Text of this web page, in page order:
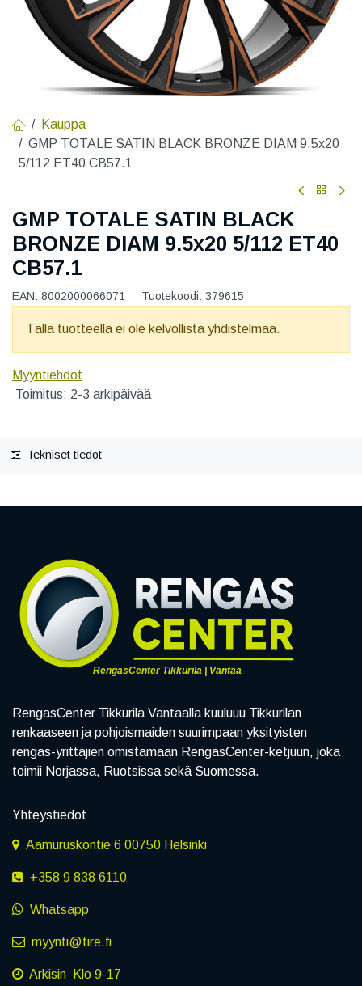
Kauppa
GMP TOTALE SATIN BLACK BRONZE DIAM 9.5x20
5/112 ET40 CB57.1
GMP TOTALE SATIN BLACK
BRONZE DIAM 9.5x20 5/112 ET40
CB57.1
EAN: 8002000066071 Tuotekoodi: 379615
Tällä tuotteella ei ole kelvollista yhdistelmää.
Myyntiehdot
Toimitus: 2-3 arkipäivää
Tekniset tiedot
RengasCenter Tikkurila | Vantaa
RengasCenter Tikkurila Vantaalla kuuluuu Tikkurilan
renkaaseen ja pohjoismaiden suurimpaan yksityisten
rengas-yrittäjien omistamaan RengasCenter-ketjuun, joka
toimii Norjassa, Ruotsissa sekä Suomessa.
Yhteystiedot
Aamuruskontie 6 00750 Helsinki
+358 9 838 6110
Whatsapp
myynti@tire.fi
Arkisin Klo 9-17